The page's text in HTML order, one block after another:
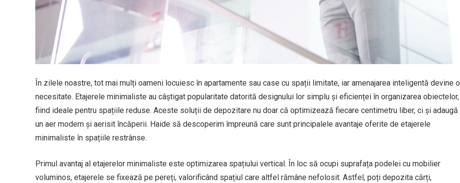
În zilele noastre, tot mai mulți oameni locuiesc în apartamente sau case cu spații limitate, iar amenajarea inteligentă devine o
necesitate. Etajerele minimaliste au câștigat popularitate datorită designului lor simplu și eficienței în organizarea obiectelor,
fiind ideale pentru spațiile reduse. Aceste soluții de depozitare nu doar că optimizează fiecare centimetru liber, ci și adaugă
un aer modern și aerisit încăperii. Haide să descoperim împreună care sunt principalele avantaje oferite de etajerele
minimaliste în spațiile restrânse.
Primul avantaj al etajerelor minimaliste este optimizarea spațiului vertical. În loc să ocupi suprafața podelei cu mobilier
voluminos, etajerele se fixează pe pereți, valorificând spațiul care altfel rămâne nefolosit. Astfel, poți depozita cărți,